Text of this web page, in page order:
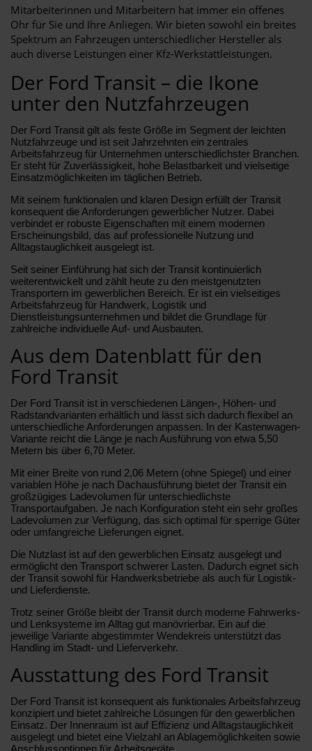
Mitarbeiterinnen und Mitarbeitern hat immer ein offenes
Ohr für Sie und Ihre Anliegen. Wir bieten sowohl ein breites
Spektrum an Fahrzeugen unterschiedlicher Hersteller als
auch diverse Leistungen einer Kfz-Werkstattleistungen.
Der Ford Transit – die Ikone
unter den Nutzfahrzeugen
Der Ford Transit gilt als feste Größe im Segment der leichten
Nutzfahrzeuge und ist seit Jahrzehnten ein zentrales
Arbeitsfahrzeug für Unternehmen unterschiedlichster Branchen.
Er steht für Zuverlässigkeit, hohe Belastbarkeit und vielseitige
Einsatzmöglichkeiten im täglichen Betrieb.
Mit seinem funktionalen und klaren Design erfüllt der Transit
konsequent die Anforderungen gewerblicher Nutzer. Dabei
verbindet er robuste Eigenschaften mit einem modernen
Erscheinungsbild, das auf professionelle Nutzung und
Alltagstauglichkeit ausgelegt ist.
Seit seiner Einführung hat sich der Transit kontinuierlich
weiterentwickelt und zählt heute zu den meistgenutzten
Transportern im gewerblichen Bereich. Er ist ein vielseitiges
Arbeitsfahrzeug für Handwerk, Logistik und
Dienstleistungsunternehmen und bildet die Grundlage für
zahlreiche individuelle Auf- und Ausbauten.
Aus dem Datenblatt für den
Ford Transit
Der Ford Transit ist in verschiedenen Längen-, Höhen- und
Radstandvarianten erhältlich und lässt sich dadurch flexibel an
unterschiedliche Anforderungen anpassen. In der Kastenwagen-
Variante reicht die Länge je nach Ausführung von etwa 5,50
Metern bis über 6,70 Meter.
Mit einer Breite von rund 2,06 Metern (ohne Spiegel) und einer
variablen Höhe je nach Dachausführung bietet der Transit ein
großzügiges Ladevolumen für unterschiedlichste
Transportaufgaben. Je nach Konfiguration steht ein sehr großes
Ladevolumen zur Verfügung, das sich optimal für sperrige Güter
oder umfangreiche Lieferungen eignet.
Die Nutzlast ist auf den gewerblichen Einsatz ausgelegt und
ermöglicht den Transport schwerer Lasten. Dadurch eignet sich
der Transit sowohl für Handwerksbetriebe als auch für Logistik-
und Lieferdienste.
Trotz seiner Größe bleibt der Transit durch moderne Fahrwerks-
und Lenksysteme im Alltag gut manövrierbar. Ein auf die
jeweilige Variante abgestimmter Wendekreis unterstützt das
Handling im Stadt- und Lieferverkehr.
Ausstattung des Ford Transit
Der Ford Transit ist konsequent als funktionales Arbeitsfahrzeug
konzipiert und bietet zahlreiche Lösungen für den gewerblichen
Einsatz. Der Innenraum ist auf Effizienz und Alltagstauglichkeit
ausgelegt und bietet eine Vielzahl an Ablagemöglichkeiten sowie
Anschlussoptionen für Arbeitsgeräte.